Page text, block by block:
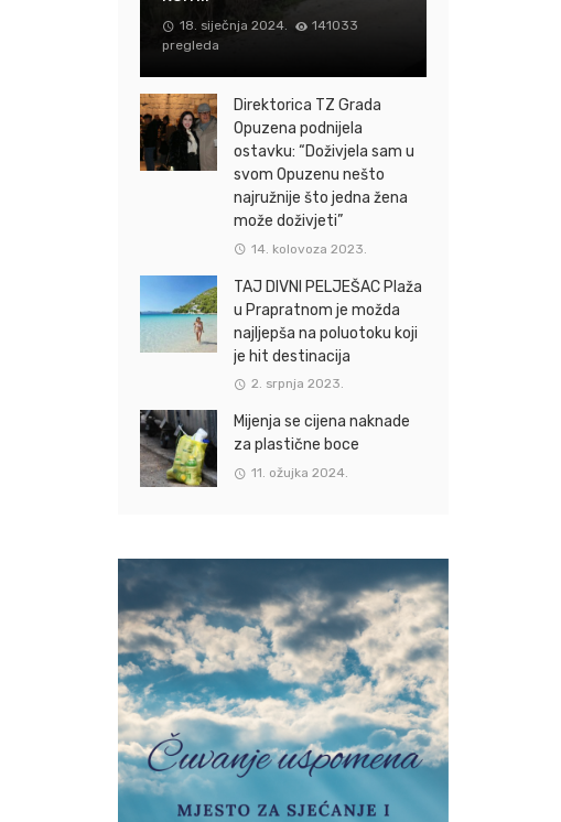
18. siječnja 2024.
141033
pregleda
Direktorica TZ Grada
Opuzena podnijela
ostavku: “Doživjela sam u
svom Opuzenu nešto
najružnije što jedna žena
može doživjeti”
14. kolovoza 2023.
TAJ DIVNI PELJEŠAC Plaža
u Prapratnom je možda
najljepša na poluotoku koji
je hit destinacija
2. srpnja 2023.
Mijenja se cijena naknade
za plastične boce
11. ožujka 2024.